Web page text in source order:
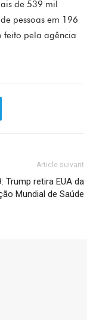
de 539 mil
pessoas em 196
feito pela agência
Article suivant
Trump retira EUA da
Mundial de Saúde